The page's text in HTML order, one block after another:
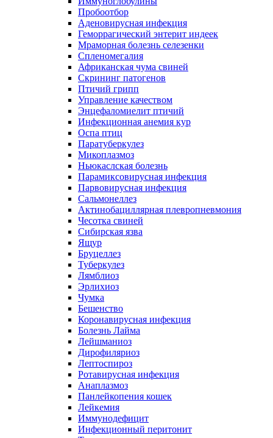
Пробоотбор
Аденовирусная инфекция
Геморрагический энтерит индеек
Мраморная болезнь селезенки
Спленомегалия
Африканская чума свиней
Скрининг патогенов
Птичий грипп
Управление качеством
Энцефаломиелит птичий
Инфекционная анемия кур
Оспа птиц
Паратуберкулез
Микоплазмоз
Ньюкаслская болезнь
Парамиксовирусная инфекция
Парвовирусная инфекция
Сальмонеллез
Актинобациллярная плевропневмония
Чесотка свиней
Сибирская язва
Ящур
Бруцеллез
Туберкулез
Лямблиоз
Эрлихиоз
Чумка
Бешенство
Коронавирусная инфекция
Болезнь Лайма
Лейшманиоз
Дирофиляриоз
Лептоспироз
Ротавирусная инфекция
Анаплазмоз
Панлейкопения кошек
Лейкемия
Иммунодефицит
Инфекционный перитонит